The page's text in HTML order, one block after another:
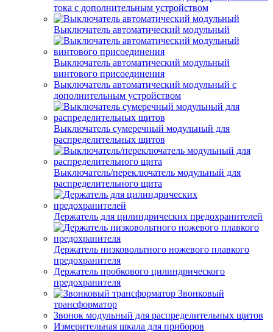
тока с дополнительным устройством
Выключатель автоматический модульный
Выключатель автоматический модульный
винтового присоединения
Выключатель автоматический модульный с
дополнительным устройством
Выключатель сумеречный модульный для
распределительных щитов
Выключатель/переключатель модульный для
распределительного щита
Держатель для цилиндрических предохранителей
Держатель низковольтного ножевого плавкого
предохранителя
Держатель пробкового цилиндрического
предохранителя
Звонковый
трансформатор
Звонок модульный для распределительных щитов
Измерительная шкала для приборов